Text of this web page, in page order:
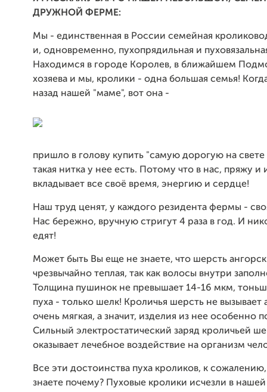
ДРУЖНОЙ ФЕРМЕ:
Мы - единственная в России семейная
и, одновременно, пухопрядильная и
Находимся в городе Королев, в ближайшем
хозяева и мы, кролики - одна большая семья!
назад нашей "маме", вот она -
пришло в голову купить "самую дорогую на свете
такая нитка у нее есть. Потому что в нас, пряжу и
вкладывает все своё время, энергию и сердце!
Наш труд ценят, у каждого резидента фермы -
Нас бережно, вручную стригут 4 раза в год. И
едят!
Может быть Вы еще не знаете, что шерсть
чрезвычайно теплая, так как волосы внутри
Толщина пушинок не превышает 14-16 мкм,
пуха - только шелк! Кроличья шерсть не вызывает
очень мягкая, а значит, изделия из нее особенно
Сильный электростатический заряд кроличьей
оказывает лечебное воздействие на организм
Все эти достоинства пуха кроликов, к
знаете почему? Пуховые кролики исчезли в